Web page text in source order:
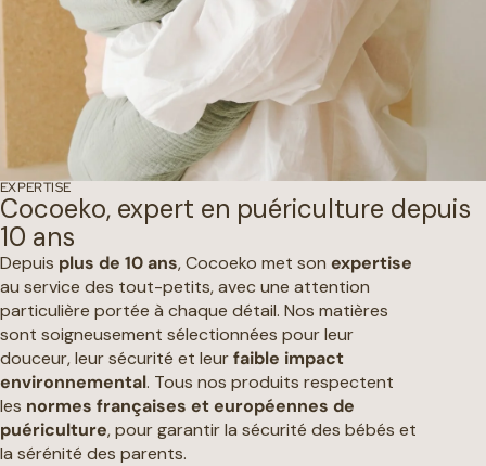
EXPERTISE
Cocoeko, expert en puériculture depuis
10 ans
Depuis plus de 10 ans, Cocoeko met son expertise
au service des tout-petits, avec une attention
particulière portée à chaque détail. Nos matières
sont soigneusement sélectionnées pour leur
douceur, leur sécurité et leurfaible impact
environnemental. Tous nos produits respectent
les normes françaises et européennes de
puériculture, pour garantir la sécurité des bébés et
la sérénité des parents.